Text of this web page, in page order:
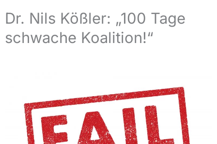
Dr. Nils Kößler: „100 Tage
schwache Koalition!“